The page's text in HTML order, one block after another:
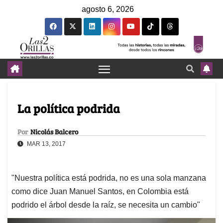
agosto 6, 2026
La política podrida
Por Nicolás Balcero
MAR 13, 2017
"Nuestra política está podrida, no es una sola manzana
como dice Juan Manuel Santos, en Colombia está
podrido el árbol desde la raíz, se necesita un cambio"